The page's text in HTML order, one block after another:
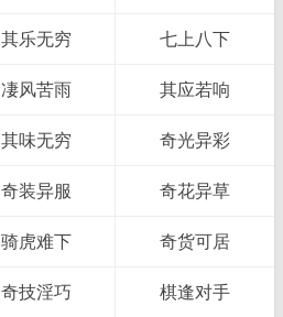
其乐无穷 七上八下
凄风苦雨 其应若响
其味无穷 奇光异彩
奇装异服 奇花异草
骑虎难下 奇货可居
奇技淫巧 棋逢对手